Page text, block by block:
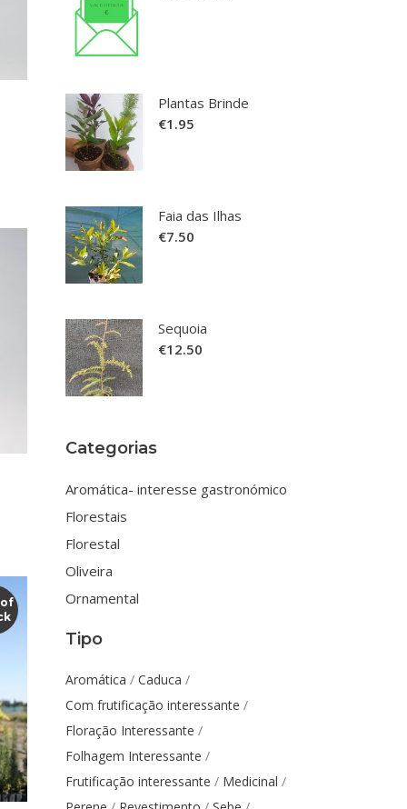
Plantas Brinde
€1.95
Faia das Ilhas
€7.50
Sequoia
€12.50
Categorias
Aromática- interesse gastronómico
Florestais
Florestal
Oliveira
Ornamental
Tipo
Aromática
Caduca
Com frutificação interessante
Floração Interessante
Folhagem Interessante
Frutificação interessante
Medicinal